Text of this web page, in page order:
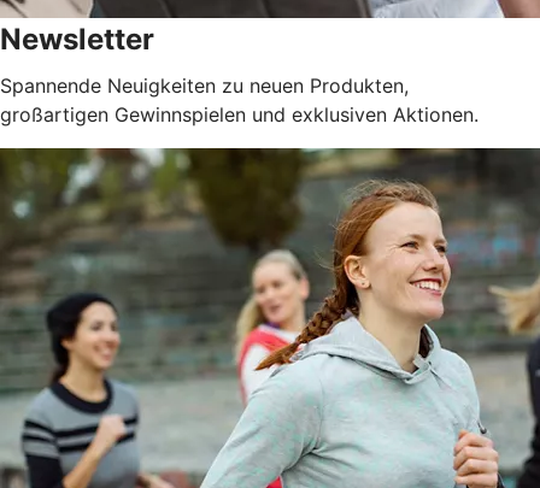
Newsletter
Spannende Neuigkeiten zu neuen Produkten,
großartigen Gewinnspielen und exklusiven Aktionen.